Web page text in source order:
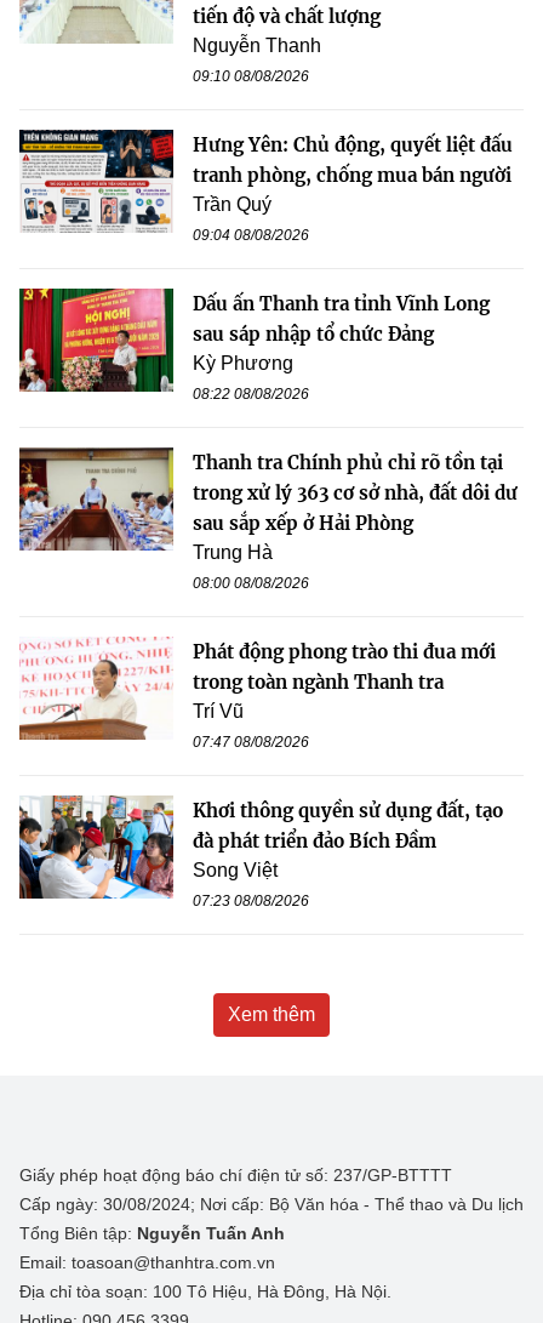
tiến độ và chất lượng
Nguyễn Thanh
09:10 08/08/2026
Hưng Yên: Chủ động, quyết liệt đấu
tranh phòng, chống mua bán người
Trần Quý
09:04 08/08/2026
Dấu ấn Thanh tra tỉnh Vĩnh Long
sau sáp nhập tổ chức Đảng
Kỳ Phương
08:22 08/08/2026
Thanh tra Chính phủ chỉ rõ tồn tại
trong xử lý 363 cơ sở nhà, đất dôi dư
sau sắp xếp ở Hải Phòng
Trung Hà
08:00 08/08/2026
Phát động phong trào thi đua mới
trong toàn ngành Thanh tra
Trí Vũ
07:47 08/08/2026
Khơi thông quyền sử dụng đất, tạo
đà phát triển đảo Bích Đầm
Song Việt
07:23 08/08/2026
Xem thêm
Giấy phép hoạt động báo chí điện tử số: 237/GP-BTTTT
Cấp ngày: 30/08/2024; Nơi cấp: Bộ Văn hóa - Thể thao và Du lịch
Tổng Biên tập: Nguyễn Tuấn Anh
Email: toasoan@thanhtra.com.vn
Địa chỉ tòa soạn: 100 Tô Hiệu, Hà Đông, Hà Nội.